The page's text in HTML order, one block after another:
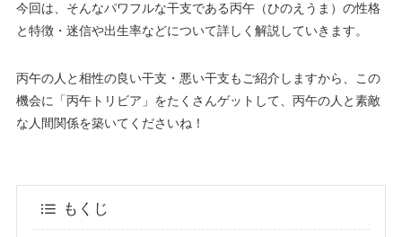
今回は、そんなパワフルな干支である丙午（ひのえうま）の性格
と特徴・迷信や出生率などについて詳しく解説していきます。
丙午の人と相性の良い干支・悪い干支もご紹介しますから、この
機会に「丙午トリビア」をたくさんゲットして、丙午の人と素敵
な人間関係を築いてくださいね！
もくじ